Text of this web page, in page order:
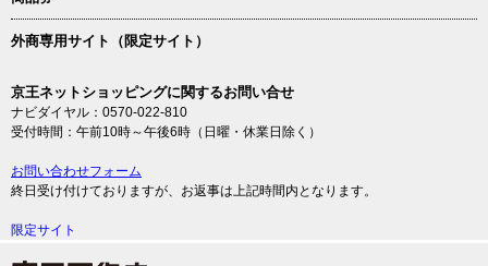
外商専用サイト（限定サイト）
京王ネットショッピングに関するお問い合せ
ナビダイヤル：0570-022-810
受付時間：午前10時～午後6時（日曜・休業日除く）
お問い合わせフォーム
終日受け付けておりますが、お返事は上記時間内となります。
限定サイト